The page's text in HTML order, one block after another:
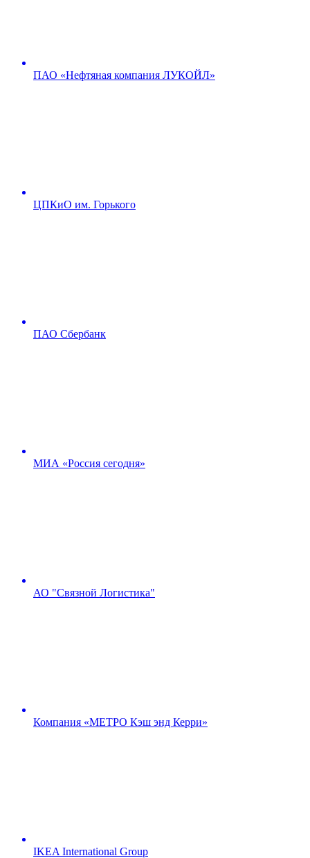
ПАО «Нефтяная компания ЛУКОЙЛ»
ЦПКиО им. Горького
ПАО Сбербанк
МИА «Россия сегодня»
АО "Связной Логистика"
Компания «МЕТРО Кэш энд Керри»
IKEA International Group